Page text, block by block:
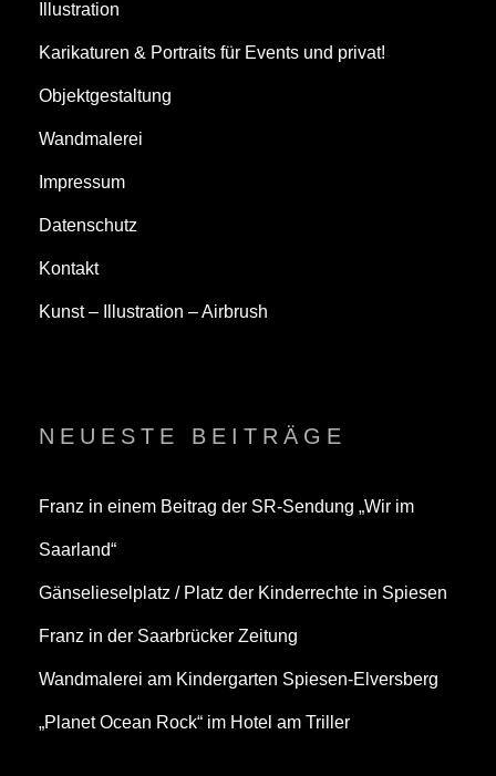
Illustration
Karikaturen & Portraits für Events und privat!
Objektgestaltung
Wandmalerei
Impressum
Datenschutz
Kontakt
Kunst – Illustration – Airbrush
NEUESTE BEITRÄGE
Franz in einem Beitrag der SR-Sendung „Wir im
Saarland“
Gänselieselplatz / Platz der Kinderrechte in Spiesen
Franz in der Saarbrücker Zeitung
Wandmalerei am Kindergarten Spiesen-Elversberg
„Planet Ocean Rock“ im Hotel am Triller